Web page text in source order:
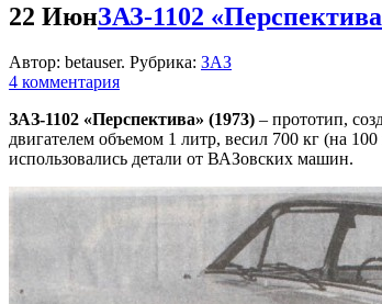
22 ИюнЗАЗ-1102
Автор: betauser. Рубрика: ЗАЗ
4 комментария
ЗАЗ-1102 «Перспектива» (1973) – прототип,
двигателем объемом 1 литр, весил 700 кг (на
использовались детали от ВАЗовских машин.